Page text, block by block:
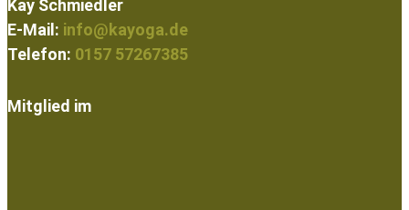
Kay Schmiedler
E-Mail: info@kayoga.de
Telefon: 0157 57267385
Mitglied im